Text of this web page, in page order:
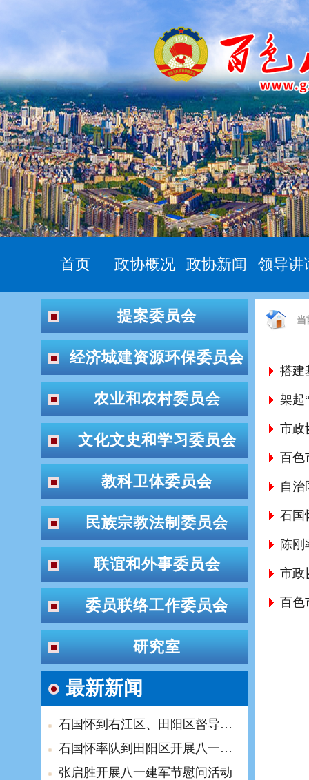
首页 政协概况 政协新闻 领导讲
提案委员会
经济城建资源环保委员会
农业和农村委员会
文化文史和学习委员会
教科卫体委员会
民族宗教法制委员会
联谊和外事委员会
委员联络工作委员会
研究室
最新新闻
石国怀到右江区、田阳区督导检查水库安全度汛工作
石国怀率队到田阳区开展八一建军节慰问活动
张启胜开展八一建军节慰问活动
当
搭建
架起
市政
百色
自治
石国
陈刚
百色